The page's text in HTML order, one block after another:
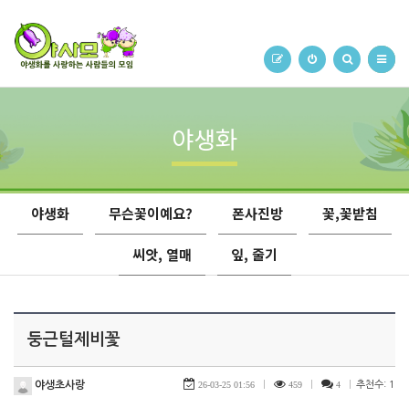
야생화
야생화 무슨꽃이예요? 폰사진방 꽃,꽃받침
씨앗, 열매 잎, 줄기
둥근털제비꽃
야생초사랑 26-03-25 01:56 459 4 추천수: 1